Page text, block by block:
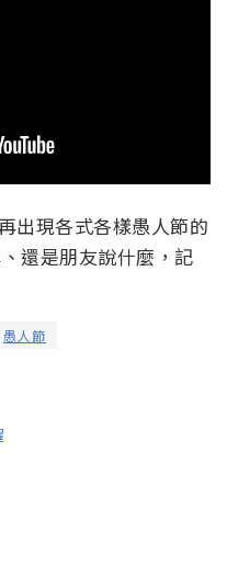
出現各式各樣愚人節的
還是朋友說什麼，記
愚人節